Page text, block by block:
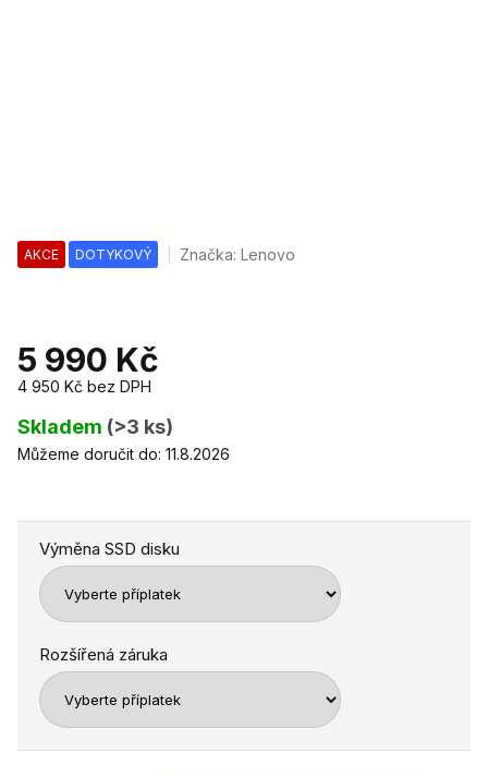
AKCE DOTYKOVÝ Značka:Lenovo
5 990 Kč
4 950 Kč bez DPH
Měrná
cena:
Skladem (>3 ks)
Výměna SSD disku
Rozšířená záruka
Můžeme doručit do: 11.8.2026